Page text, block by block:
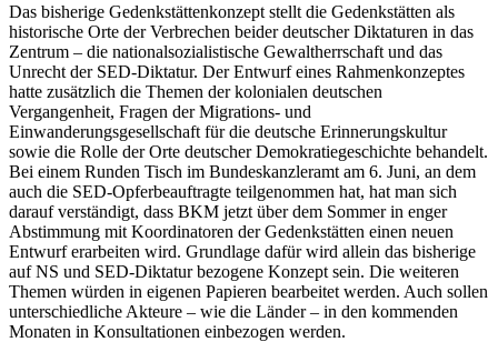
Das bisherige Gedenkstättenkonzept stellt die Gedenkstätten als
historische Orte der Verbrechen beider deutscher Diktaturen in das
Zentrum – die nationalsozialistische Gewaltherrschaft und das
Unrecht der SED-Diktatur. Der Entwurf eines Rahmenkonzeptes
hatte zusätzlich die Themen der kolonialen deutschen
Vergangenheit, Fragen der Migrations- und
Einwanderungsgesellschaft für die deutsche Erinnerungskultur
sowie die Rolle der Orte deutscher Demokratiegeschichte behandelt.
Bei einem Runden Tisch im Bundeskanzleramt am 6. Juni, an dem
auch die SED-Opferbeauftragte teilgenommen hat, hat man sich
darauf verständigt, dass BKM jetzt über dem Sommer in enger
Abstimmung mit Koordinatoren der Gedenkstätten einen neuen
Entwurf erarbeiten wird. Grundlage dafür wird allein das bisherige
auf NS und SED-Diktatur bezogene Konzept sein. Die weiteren
Themen würden in eigenen Papieren bearbeitet werden. Auch sollen
unterschiedliche Akteure – wie die Länder – in den kommenden
Monaten in Konsultationen einbezogen werden.